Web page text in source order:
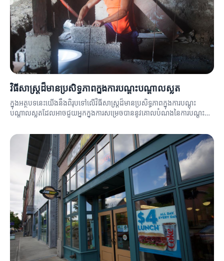
វិធីសាស្ត្រដ៏មានប្រសិទ្ធភាពក្នុងការបណ្តុះបណ្តាលស្លត
ក្នុងអត្ថបទនេះយើងនឹងពិរុបទៅលើវិធីសាស្ត្រដ៏មានប្រសិទ្ធភាពក្នុងការបណ្តុះ
បណ្តាលស្លតដែលអាចជួយអ្នកក្នុងការសម្រេចបាននូវគោលបំណងនៃការបណ្តុះ